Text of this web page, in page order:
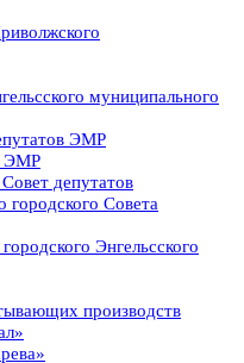
муниципального
ЭМР
ЭМР
депутатов
городского Совета
Энгельсского
производств